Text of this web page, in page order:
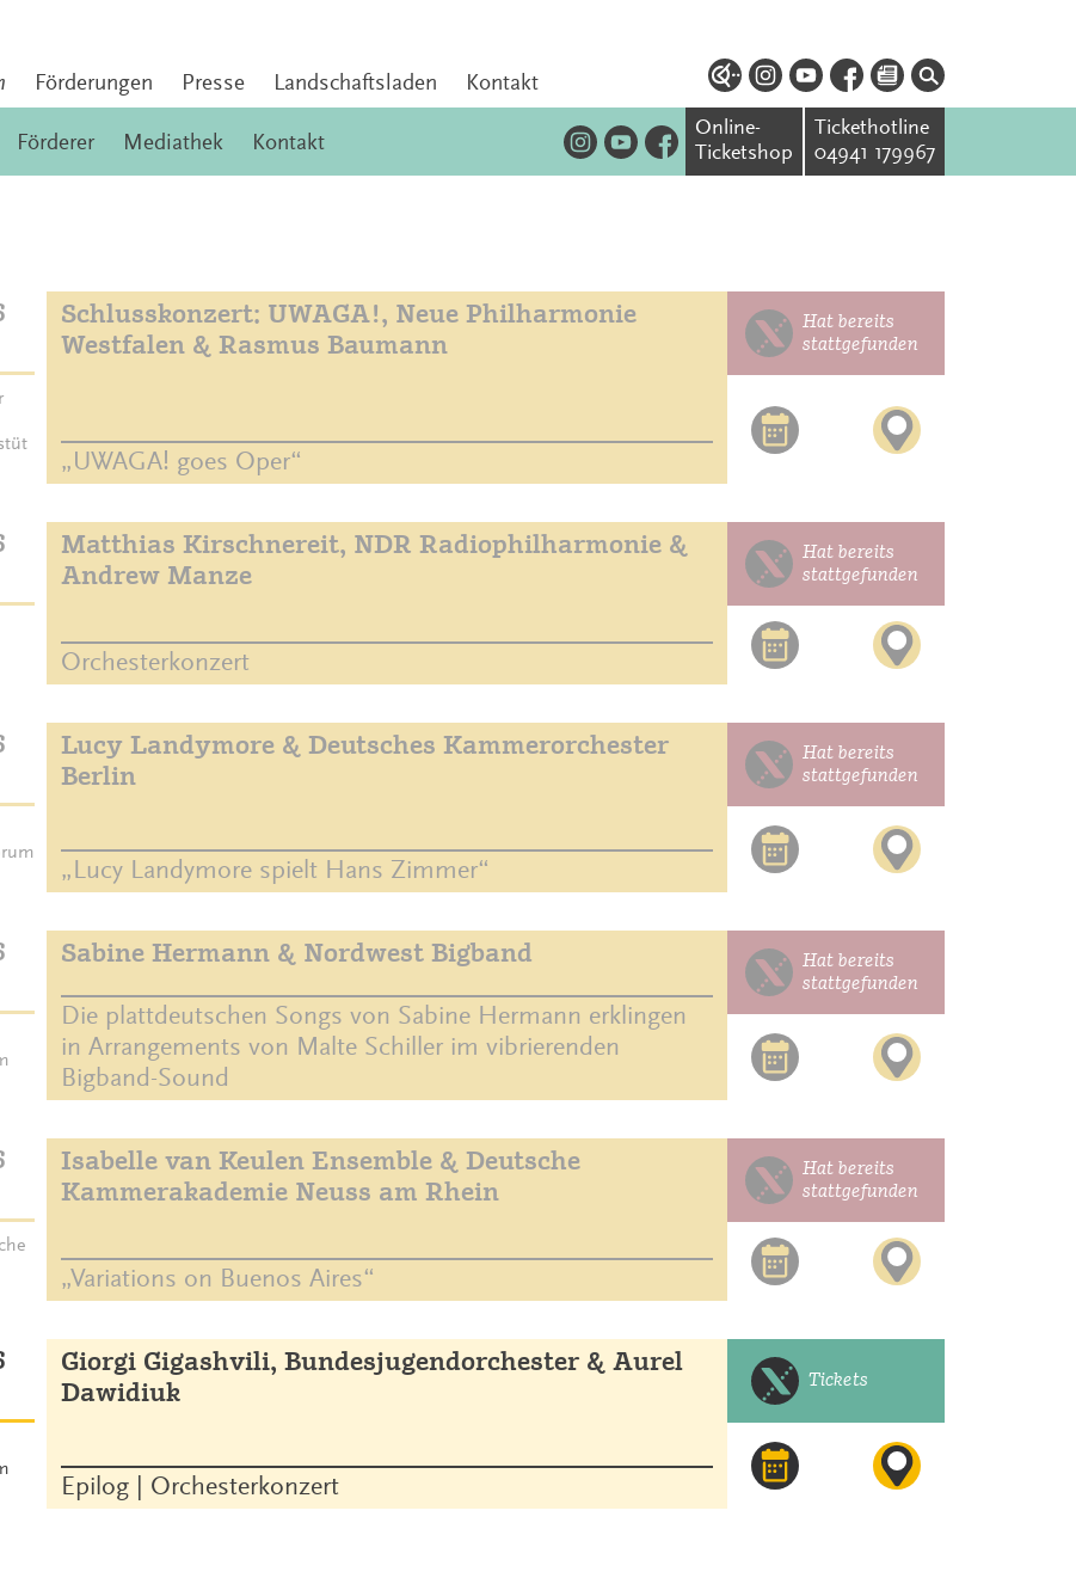
Förderungen Presse Landschaftsladen Kontakt
Förderer Mediathek Kontakt
Online-
Ticketshop
Tickethotline
04941 179967
Schlusskonzert: UWAGA!, Neue Philharmonie
Westfalen & Rasmus Baumann
„UWAGA! goes Oper“
Hat bereits
stattgefunden
Matthias Kirschnereit, NDR Radiophilharmonie &
Andrew Manze
Orchesterkonzert
Hat bereits
stattgefunden
Lucy Landymore & Deutsches Kammerorchester
Berlin
„Lucy Landymore spielt Hans Zimmer“
Hat bereits
stattgefunden
Sabine Hermann & Nordwest Bigband
Die plattdeutschen Songs von Sabine Hermann erklingen
in Arrangements von Malte Schiller im vibrierenden
Bigband-Sound
Hat bereits
stattgefunden
Isabelle van Keulen Ensemble & Deutsche
Kammerakademie Neuss am Rhein
„Variations on Buenos Aires“
Hat bereits
stattgefunden
Giorgi Gigashvili, Bundesjugendorchester & Aurel
Dawidiuk
Epilog | Orchesterkonzert
Tickets